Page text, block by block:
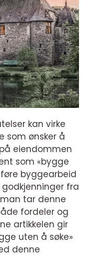
kan virke
som ønsker å
eiendommen
som «bygge
byggearbeid
fra
tar denne
fordeler og
artikkelen gir
uten å søke»
denne